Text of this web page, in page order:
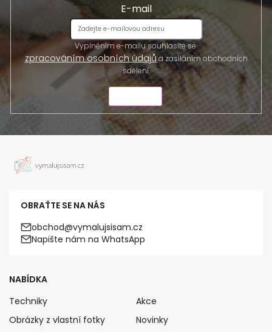
E-mail
Vyplněním e-mailu souhlasíte se
zpracováním osobních údajůa zasíláním obchodních
sdělení.
OBRAŤTE SE NA NÁS
obchod@vymalujsisam.cz
Napište nám na WhatsApp
NABÍDKA
Techniky
Obrázky z vlastní fotky
Akce
Novinky